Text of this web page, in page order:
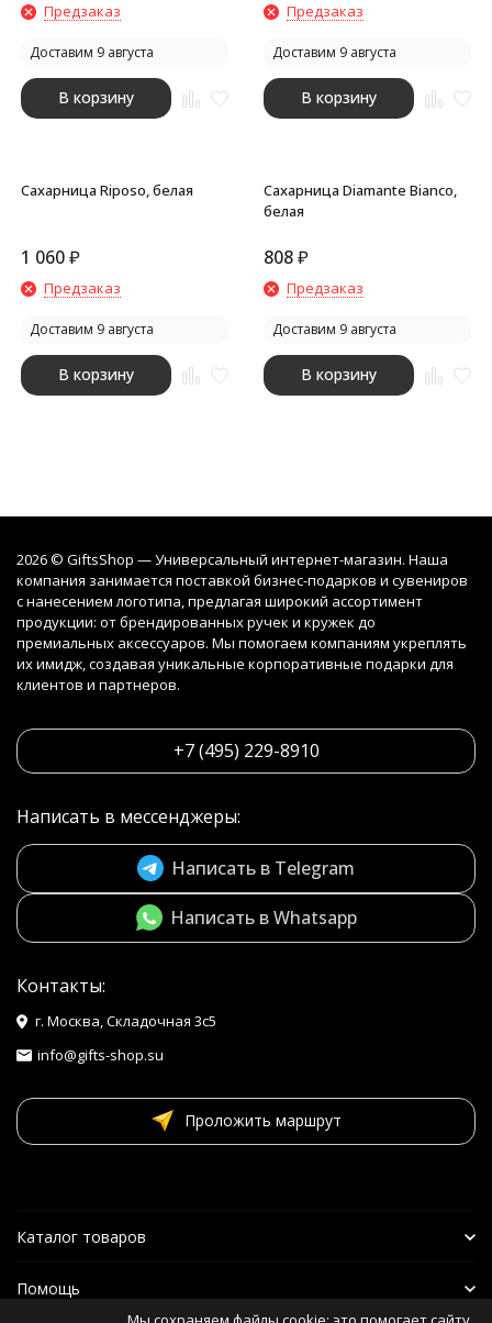
Предзаказ
Доставим 9 августа
В корзину
Предзаказ
Доставим 9 августа
В корзину
Сахарница Riposo, белая
1 060₽
Предзаказ
Доставим 9 августа
В корзину
Сахарница Diamante Bianco,
белая
808₽
Предзаказ
Доставим 9 августа
В корзину
2026 © GiftsShop — Универсальный интернет-магазин. Наша
компания занимается поставкой бизнес-подарков и сувениров
с нанесением логотипа, предлагая широкий ассортимент
продукции: от брендированных ручек и кружек до
премиальных аксессуаров. Мы помогаем компаниям укреплять
их имидж, создавая уникальные корпоративные подарки для
клиентов и партнеров.
+7 (495) 229-8910
Написать в мессенджеры:
Написать в Telegram
Написать в Whatsapp
Контакты:
г. Москва, Складочная 3с5
info@gifts-shop.su
Проложить маршрут
Каталог товаров
Помощь